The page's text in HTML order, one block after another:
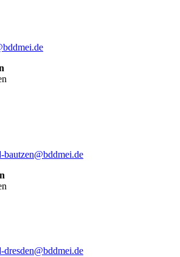
bautzen@bddmei.de
dresden@bddmei.de